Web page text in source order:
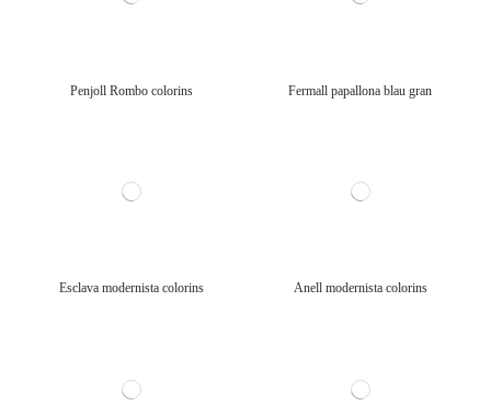
Penjoll Rombo colorins Fermall papallona blau gran
Esclava modernista colorins Anell modernista colorins